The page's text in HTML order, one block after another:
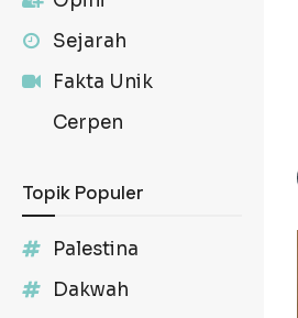
Sejarah
Fakta Unik
Cerpen
Topik Populer
Palestina
Dakwah